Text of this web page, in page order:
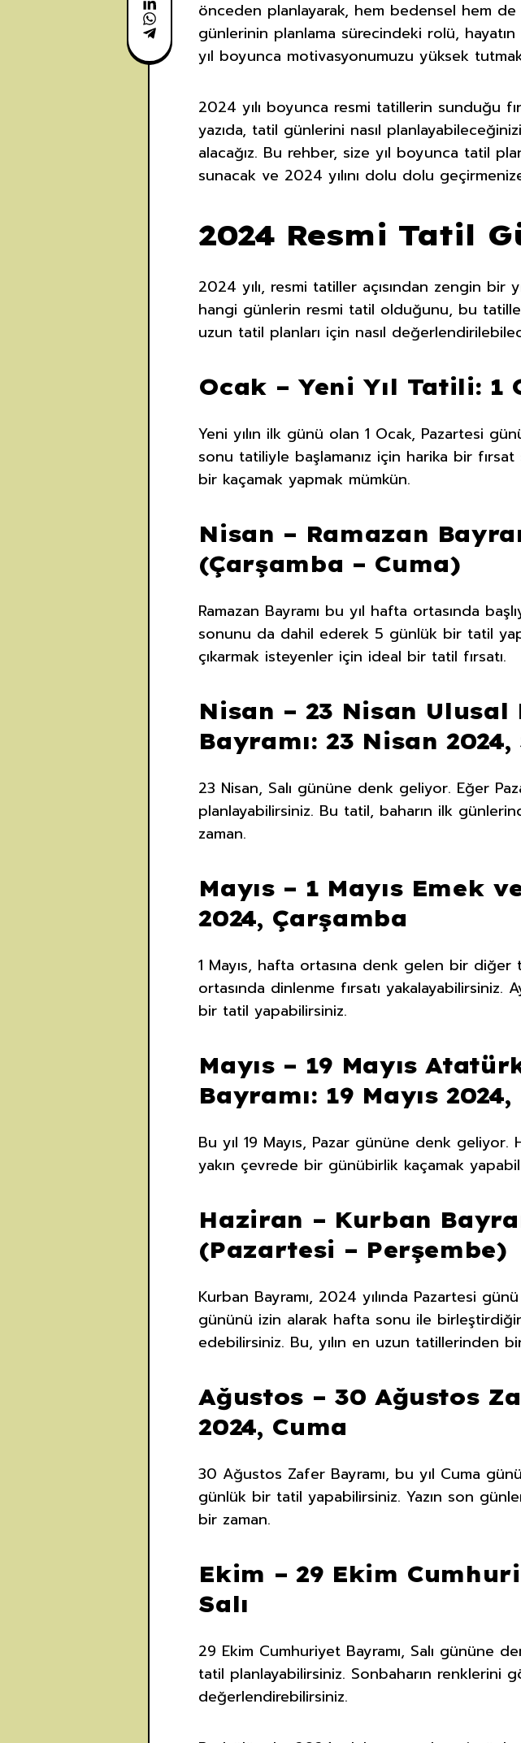
önceden planlayarak, hem bedensel hem
günlerinin planlama sürecindeki rolü,
yıl boyunca motivasyonumuzu yüksek
2024 yılı boyunca resmi tatillerin sunduğu
yazıda, tatil günlerini nasıl
alacağız. Bu rehber, size yıl boyunca tatil
sunacak ve 2024 yılını dolu dolu
2024 Resmi Tatil
2024 yılı, resmi tatiller açısından zengin bir
hangi günlerin resmi tatil olduğunu, bu
uzun tatil planları için nasıl
Ocak – Yeni Yıl Tatili: 1
Yeni yılın ilk günü olan 1 Ocak, Pazartesi
sonu tatiliyle başlamanız için harika bir
bir kaçamak yapmak mümkün.
Nisan – Ramazan
(Çarşamba – Cuma)
Ramazan Bayramı bu yıl hafta ortasında
sonunu da dahil ederek 5 günlük bir tatil
çıkarmak isteyenler için ideal bir tatil fırsatı.
Nisan – 23 Nisan
Bayramı: 23 Nisan 2024,
23 Nisan, Salı gününe denk geliyor. Eğer
planlayabilirsiniz. Bu tatil, baharın ilk
zaman.
Mayıs – 1 Mayıs Emek
2024, Çarşamba
1 Mayıs, hafta ortasına denk gelen bir
ortasında dinlenme fırsatı
bir tatil yapabilirsiniz.
Mayıs – 19 Mayıs
Bayramı: 19 Mayıs
Bu yıl 19 Mayıs, Pazar gününe denk
yakın çevrede bir günübirlik kaçamak
Haziran – Kurban
(Pazartesi – Perşembe)
Kurban Bayramı, 2024 yılında Pazartesi
gününü izin alarak hafta sonu ile
edebilirsiniz. Bu, yılın en uzun tatillerinden
Ağustos – 30 Ağustos
2024, Cuma
30 Ağustos Zafer Bayramı, bu yıl Cuma
günlük bir tatil yapabilirsiniz. Yazın son
bir zaman.
Ekim – 29 Ekim
Salı
29 Ekim Cumhuriyet Bayramı, Salı gününe
tatil planlayabilirsiniz. Sonbaharın renklerini
değerlendirebilirsiniz.